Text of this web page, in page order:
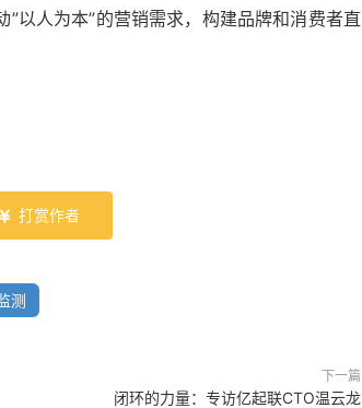
以人为本”的营销需求，构建品牌和消费者直
 打赏作者
测
下一篇
闭环的力量：专访亿起联CTO温云龙